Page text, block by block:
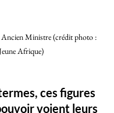
Ministre (crédit photo :
Afrique)
ces figures
voient leurs